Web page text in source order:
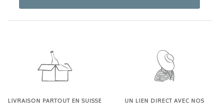
LIVRAISON PARTOUT EN SUISSE
UN LIEN DIRECT AVEC NOS